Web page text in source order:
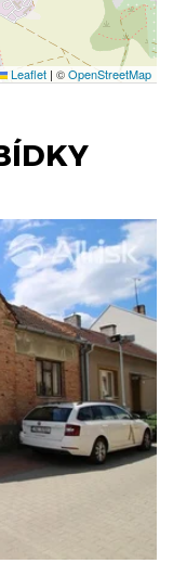
Leaflet | ©OpenStreetMap